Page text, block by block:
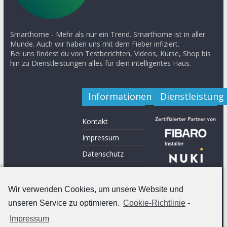
Wir verwenden Cookies, um unsere Website und
unseren Service zu optimieren. Cookie-Richtlinie -
Impressum
Smarthome - Mehr als nur ein Trend. Smarthome ist in aller
Munde. Auch wir haben uns mit dem Fieber infiziert.
Bei uns findest du von Testberichten, Videos, Kurse, Shop bis
hin zu Dienstleistungen alles für dein intelligentes Haus.
Informationen
Kontakt
Impressum
Datenschutz
Shop
Werde ein Teil von
Dienstleistung